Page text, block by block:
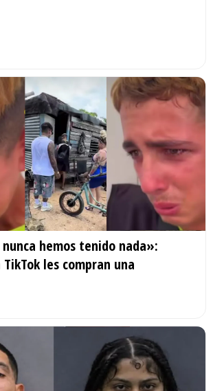
hemos tenido nada»:
les compran una